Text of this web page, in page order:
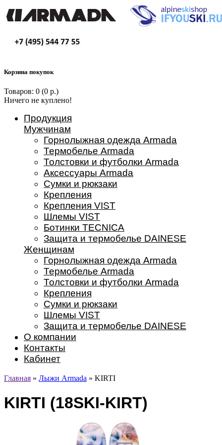
Корзина покупок
Товаров: 0 (0 р.)
Ничего не куплено!
Продукция
Мужчинам
Горнолыжная одежда Armada
Термобелье Armada
Толстовки и футболки Armada
Аксессуары Armada
Сумки и рюкзаки
Крепления
Крепления VIST
Шлемы VIST
Ботинки TECNICA
Защита и термобелье DAINESE
Женщинам
Горнолыжная одежда Armada
Термобелье Armada
Толстовки и футболки Armada
Крепления
Сумки и рюкзаки
Шлемы VIST
Защита и термобелье DAINESE
О компании
Контакты
Кабинет
Главная » Лыжи Armada » KIRTI
KIRTI (18SKI-KIRT)